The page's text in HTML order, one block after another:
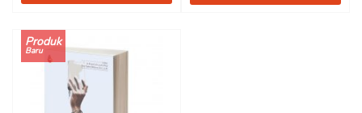
Produk
Baru